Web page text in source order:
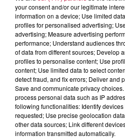
Par téléphone au 04 30
Par mail
Horaires d’ouverture :
Lundi après-midi : 14h -
Mardi au vendredi : 9h -
Des permanencessont
Mèze, Balaruc-les-Bains,
Profitez-en pour poser
your consent and/or our legitimate
information on a device; Use limited
profiles for personalised advertising;
advertising; Measure advertising
performance; Understand audiences
of data from different sources; Develop
profiles to personalise content; Use
content; Use limited data to select
detect fraud, and fix errors; Deliver and
Save and communicate privacy
process personal data such as IP
following functionalities: Identify
requested; Use precise geolocation
other data sources; Link different
information transmitted automatically.